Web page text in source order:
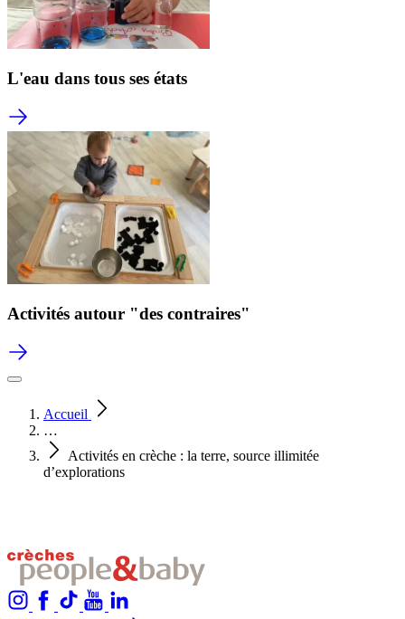
L'eau dans tous ses états
Activités autour "des contraires"
Accueil
…
Activités en crèche : la terre, source illimitée
d’explorations